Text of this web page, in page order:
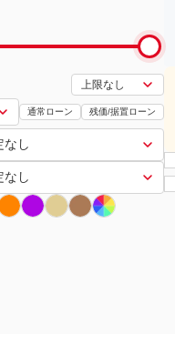
通常ローン 残価/据置ローン